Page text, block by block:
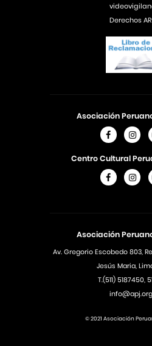
Asociación
Av. Gregorio Escobedo 803,
Jesús Maria,
T.(511) 5187450,
Asociación
Centro Cultural
Derechos
© 2021 Asociación